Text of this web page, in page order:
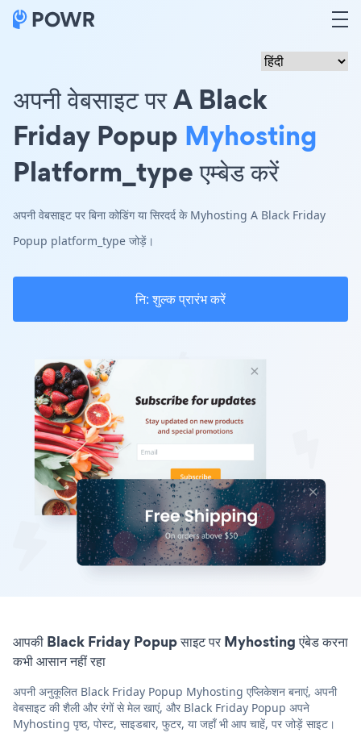
अपनी वेबसाइट पर A Black
Friday Popup Myhosting
Platform_type एम्बेड करें
अपनी वेबसाइट पर बिना कोडिंग या सिरदर्द के Myhosting A Black Friday
Popup platform_type जोड़ें।
नि: शुल्क प्रारंभ करें
आपकी Black Friday Popup साइट पर Myhosting एंबेड करना
कभी आसान नहीं रहा
अपनी अनुकूलित Black Friday Popup Myhosting एप्लिकेशन बनाएं, अपनी
वेबसाइट की शैली और रंगों से मेल खाएं, और Black Friday Popup अपने
Myhosting पृष्ठ, पोस्ट, साइडबार, फुटर, या जहाँ भी आप चाहें, पर जोड़ें साइट।